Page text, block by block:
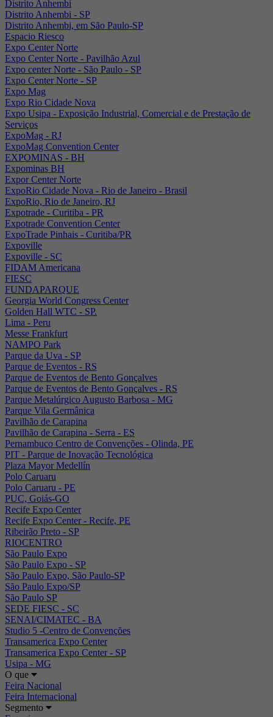
Distrito Anhembi
Distrito Anhembi - SP
Distrito Anhembi, em São Paulo-SP
Espacio Riesco
Expo Center Norte
Expo Center Norte - Pavilhão Azul
Expo center Norte - São Paulo - SP
Expo Center Norte - SP
Expo Mag
Expo Rio Cidade Nova
Expo Usipa - Exposição Industrial, Comercial e de Prestação de
Serviços
ExpoMag - RJ
ExpoMag Convention Center
EXPOMINAS - BH
Expominas BH
Expor Center Norte
ExpoRio Cidade Nova - Rio de Janeiro - Brasil
ExpoRio, Rio de Janeiro, RJ
Expotrade - Curitiba - PR
Expotrade Convention Center
ExpoTrade Pinhais - Curitiba/PR
Expoville
Expoville - SC
FIDAM Americana
FIESC
FUNDAPARQUE
Georgia World Congress Center
Golden Hall WTC - SP.
Lima - Peru
Messe Frankfurt
NAMPO Park
Parque da Uva - SP
Parque de Eventos - RS
Parque de Eventos de Bento Gonçalves
Parque de Eventos de Bento Gonçalves - RS
Parque Metalúrgico Augusto Barbosa - MG
Parque Vila Germânica
Pavilhão de Carapina
Pavilhão de Carapina - Serra - ES
Pernambuco Centro de Convenções - Olinda, PE
PIT - Parque de Inovação Tecnológica
Plaza Mayor Medellín
Polo Caruaru
Polo Caruaru - PE
PUC, Goiás-GO
Recife Expo Center
Recife Expo Center - Recife, PE
Ribeirão Preto - SP
RIOCENTRO
São Paulo Expo
São Paulo Expo - SP
São Paulo Expo, São Paulo-SP
São Paulo Expo/SP
São Paulo SP
SEDE FIESC - SC
SENAI/CIMATEC - BA
Studio 5 -Centro de Convenções
Transamerica Expo Center
Transamerica Expo Center - SP
Usipa - MG
O que
Feira Nacional
Feira Internacional
Segmento